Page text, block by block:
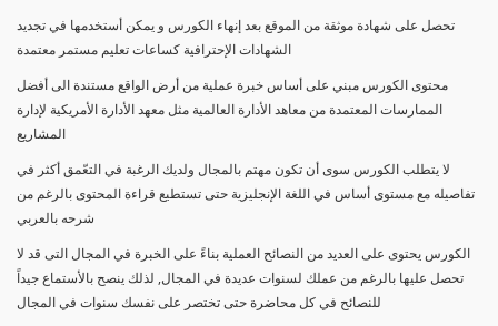
تحصل على شهادة موثقة من الموقع بعد إنهاء الكورس و يمكن أستخدمها في تجديد
الشهادات الإحترافية كساعات تعليم مستمر معتمدة
محتوى الكورس مبني على أساس خبرة عملية من أرض الواقع مستندة الى أفضل
الممارسات المعتمدة من معاهد الأدارة العالمية مثل معهد الأدارة الأمريكية لإدارة
المشاريع
لا يتطلب الكورس سوى أن تكون مهتم بالمجال ولديك الرغبة في التعّمق أكثر في
تفاصيله مع مستوى أساس في اللغة الإنجليزية حتى تستطيع قراءة المحتوى بالرغم من
شرحه بالعربي
الكورس يحتوى على العديد من النصائح العملية بناءً على الخبرة في المجال التى قد لا
تحصل عليها بالرغم من عملك لسنوات عديدة في المجال, لذلك ينصح بالأستماع جيداً
للنصائح في كل محاضرة حتى تختصر على نفسك سنوات في المجال